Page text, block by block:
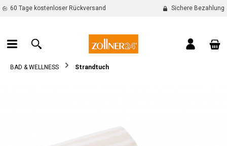
springen
60 Tage kostenloser Rückversand Sichere Bezahlung
BAD & WELLNESS Strandtuch